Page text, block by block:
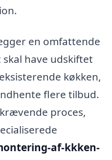
en omfattende
have udskiftet
køkken,
flere tilbud.
proces,
af-kkken-